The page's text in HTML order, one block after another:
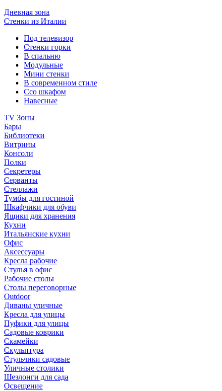
Дневная зона
Стенки из Италии
Под телевизор
Стенки горки
В спальню
Модульные
Мини стенки
В современном стиле
Ссо шкафом
Навесные
TV Зоны
Бары
Библиотеки
Витрины
Консоли
Полки
Секретеры
Серванты
Стеллажи
Тумбы для гостиной
Шкафчики для обуви
Ящики для хранения
Кухни
Итальянские кухни
Офис
Аксессуары
Кресла рабочие
Стулья в офис
Рабочие столы
Столы переговорные
Outdoor
Диваны уличные
Кресла для улицы
Пуфики для улицы
Садовые коврики
Скамейки
Скульптура
Стульчики садовые
Уличные столики
Шезлонги для сада
Освещение